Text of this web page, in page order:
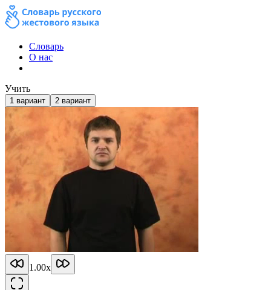
Словарь
О нас
Учить
1 вариант 2 вариант
1.00x